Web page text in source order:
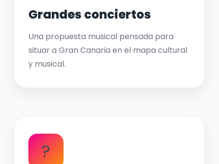
Grandes conciertos
Una propuesta musical pensada para
situar a Gran Canaria en el mapa cultural
y musical.
?